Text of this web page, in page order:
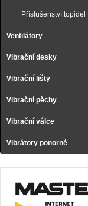
Příslušenství topidel
Ventilátory
Vibrační desky
Vibrační lišty
Vibrační pěchy
Vibrační válce
Vibrátory ponorné